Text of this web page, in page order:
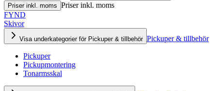
Priser inkl. moms Priser inkl. moms
FYND
Skivor
Visa underkategorier för Pickuper & tillbehör Pickuper & tillbehör
Pickuper
Pickupmontering
Tonarmsskal